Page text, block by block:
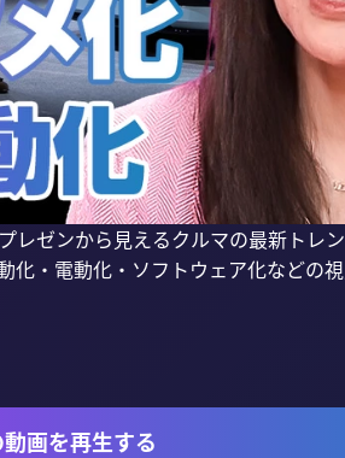
レゼンから見えるクルマの最新トレ
・電動化・ソフトウェア化などの視
画を再生する